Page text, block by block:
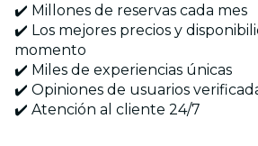
✔️ Millones de reservas cada mes
✔️ Los mejores precios y
momento
✔️ Miles de experiencias únicas
✔️ Opiniones de usuarios
✔️ Atención al cliente 24/7